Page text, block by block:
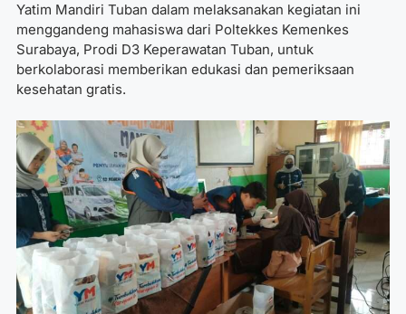
Yatim Mandiri Tuban dalam melaksanakan kegiatan ini
menggandeng mahasiswa dari Poltekkes Kemenkes
Surabaya, Prodi D3 Keperawatan Tuban, untuk
berkolaborasi memberikan edukasi dan pemeriksaan
kesehatan gratis.